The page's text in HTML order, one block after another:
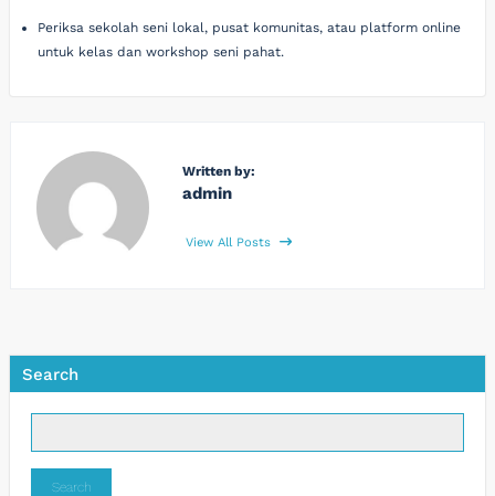
Periksa sekolah seni lokal, pusat komunitas, atau platform online
untuk kelas dan workshop seni pahat.
Written by:
admin
View All Posts
Search
Search